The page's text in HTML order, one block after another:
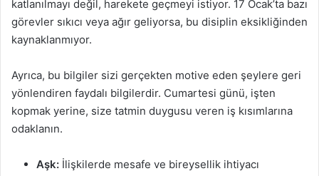
katlanılmayı değil, harekete geçmeyi istiyor. 17 Ocak’ta bazı
görevler sıkıcı veya ağır geliyorsa, bu disiplin eksikliğinden
kaynaklanmıyor.
Ayrıca, bu bilgiler sizi gerçekten motive eden şeylere geri
yönlendiren faydalı bilgilerdir. Cumartesi günü, işten
kopmak yerine, size tatmin duygusu veren iş kısımlarına
odaklanın.
Aşk: İlişkilerde mesafe ve bireysellik ihtiyacı